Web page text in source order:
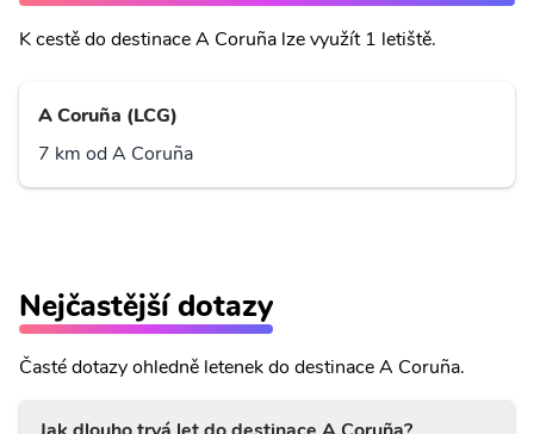
K cestě do destinace A Coruña lze využít 1 letiště.
A Coruña (LCG)
7 km od A Coruña
Nejčastější dotazy
Časté dotazy ohledně letenek do destinace A Coruña.